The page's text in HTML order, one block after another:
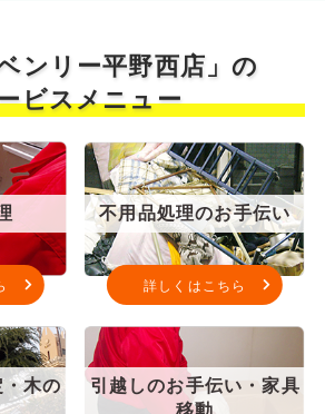
ンリー平野西店」の
ビスメニュー
不用品処理のお手伝い
詳しくはこちら
木の
引越しのお手伝い・家具
移動